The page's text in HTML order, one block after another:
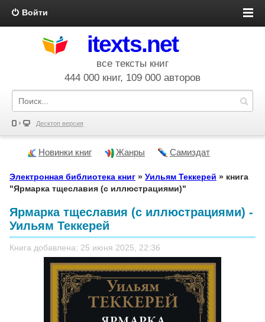
Войти
itexts.net
все тексты книг
444 000 книг, 109 000 авторов
Десктоп версия
Новинки книг Жанры Самиздат
Электронная библиотека книг » Уильям Теккерей » книга
"Ярмарка тщеславия (с иллюстрациями)"
Ярмарка тщеславия (с иллюстрациями) -
Уильям Теккерей
Книга добавлена: 25 июня 2025, 22:36